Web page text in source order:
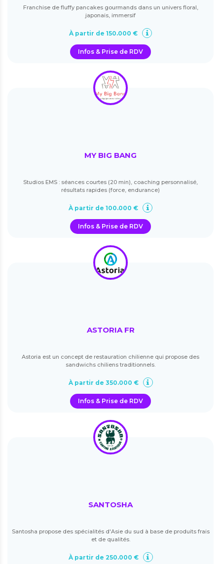
Franchise de fluffy pancakes gourmands dans un univers floral,
japonais, immersif
À partir de 150.000 €
Infos & Prise de RDV
MY BIG BANG
Studios EMS : séances courtes (20 min), coaching personnalisé,
résultats rapides (force, endurance)
À partir de 100.000 €
Infos & Prise de RDV
ASTORIA FR
Astoria est un concept de restauration chilienne qui propose des
sandwichs chiliens traditionnels.
À partir de 350.000 €
Infos & Prise de RDV
SANTOSHA
Santosha propose des spécialités d'Asie du sud à base de produits frais
et de qualités.
À partir de 250.000 €